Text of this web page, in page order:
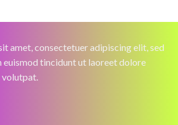
amet, consectetuer adipiscing elit, sed
euismod tincidunt ut laoreet dolore
volutpat.